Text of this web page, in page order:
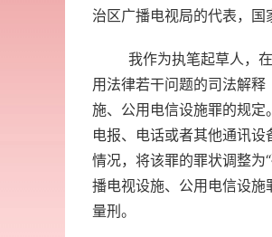
治区广播电视局的代表，国
我作为执笔起草人，在
用法律若干问题的司法解
施、公用电信设施罪的规定
电报、电话或者其他通讯
情况，将该罪的罪状调整为
播电视设施、公用电信设
量刑。